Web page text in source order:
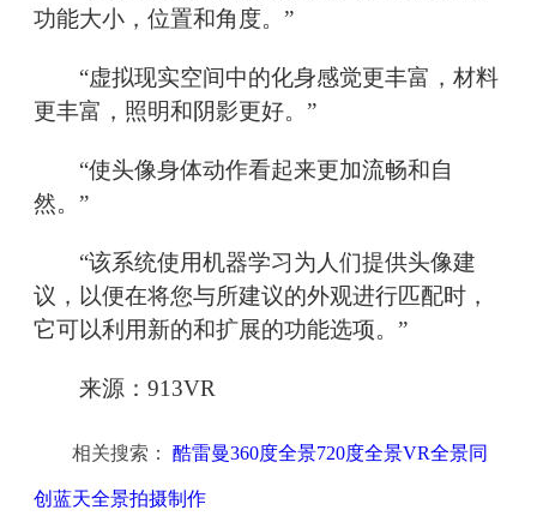
功能大小，位置和角度。”
“虚拟现实空间中的化身感觉更丰富，材料
更丰富，照明和阴影更好。”
“使头像身体动作看起来更加流畅和自
然。”
“该系统使用机器学习为人们提供头像建
议，以便在将您与所建议的外观进行匹配时，
它可以利用新的和扩展的功能选项。”
来源：913VR
相关搜索： 酷雷曼360度全景720度全景VR全景同
创蓝天全景拍摄制作